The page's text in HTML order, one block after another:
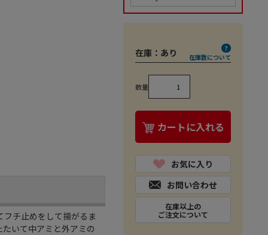
チ止めをして揚がるま
いて中アミと外アミの
在庫： あり 在庫数について
数量
カートに入れる
お気に入り
お問い合わせ
在庫以上の
ご注文について